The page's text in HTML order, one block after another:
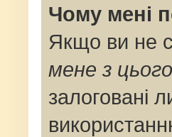
Чому мені
Якщо ви не
мене з
залоговані